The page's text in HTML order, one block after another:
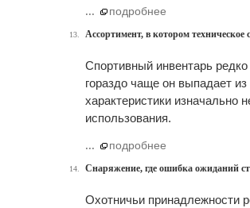
... подробнее
13. Ассортимент, в котором техническое
Спортивный инвентарь
гораздо чаще он выпадает из
характеристики изначально
использования.
... подробнее
14. Снаряжение, где ошибка ожиданий
Охотничьи принадлежности